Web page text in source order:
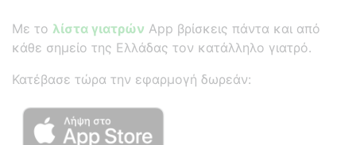
Με το λίστα γιατρών App βρίσκεις πάντα και από
κάθε σημείο της Ελλάδας τον κατάλληλο γιατρό.
Κατέβασε τώρα την εφαρμογή δωρεάν: